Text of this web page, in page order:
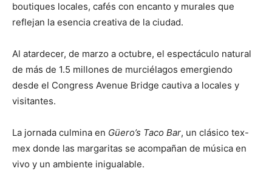
boutiques locales, cafés con encanto y murales que
reflejan la esencia creativa de la ciudad.
Al atardecer, de marzo a octubre, el espectáculo natural
de más de 1.5 millones de murciélagos emergiendo
desde el Congress Avenue Bridge cautiva a locales y
visitantes.
La jornada culmina en Güero’s Taco Bar, un clásico tex-
mex donde las margaritas se acompañan de música en
vivo y un ambiente inigualable.